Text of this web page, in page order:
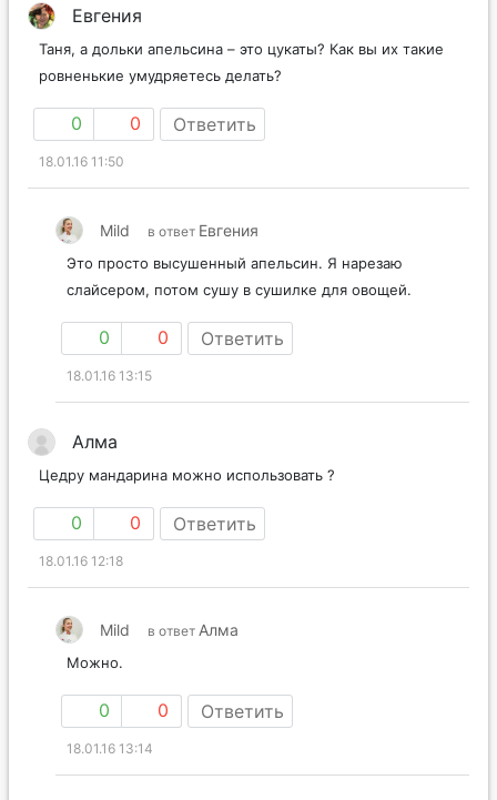
Евгения
Таня, а дольки апельсина – это цукаты? Как вы их такие
ровненькие умудряетесь делать?
0 0 Ответить
18.01.16 11:50
Mild в ответ Евгения
Это просто высушенный апельсин. Я нарезаю
слайсером, потом сушу в сушилке для овощей.
0 0 Ответить
18.01.16 13:15
Алма
Цедру мандарина можно использовать ?
0 0 Ответить
18.01.16 12:18
Mild в ответ Алма
Можно.
0 0 Ответить
18.01.16 13:14